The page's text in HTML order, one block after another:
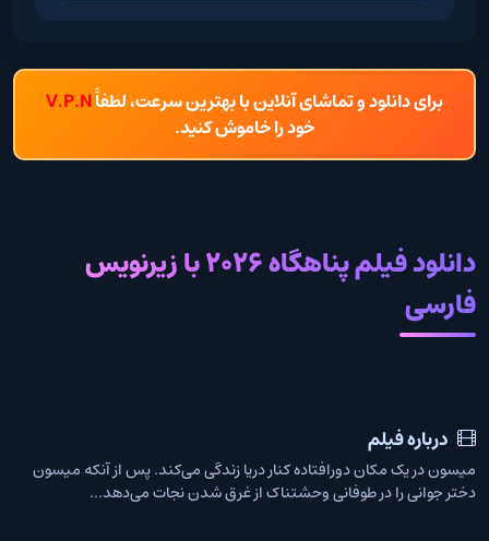
برای دانلود و تماشای آنلاین با بهترین سرعت، لطفاًV.P.N
خود را خاموش کنید.
دانلود فیلم پناهگاه 2026 با زیرنویس
فارسی
درباره فیلم
میسون در یک مکان دورافتاده کنار دریا زندگی می‌کند. پس از آنکه میسون
دختر جوانی را در طوفانی وحشتناک از غرق شدن نجات می‌دهد...